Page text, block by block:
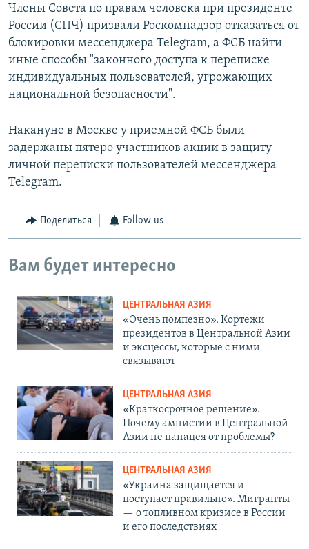
Члены Совета по правам человека при президенте
России (СПЧ) призвали Роскомнадзор отказаться от
блокировки мессенджера Telegram, а ФСБ найти
иные способы "законного доступа к переписке
индивидуальных пользователей, угрожающих
национальной безопасности".
Накануне в Москве у приемной ФСБ были
задержаны пятеро участников акции в защиту
личной переписки пользователей мессенджера
Telegram.
Поделиться Follow us
Вам будет интересно
ЦЕНТРАЛЬНАЯ АЗИЯ
«Очень помпезно». Кортежи
президентов в Центральной Азии
и эксцессы, которые с ними
связывают
ЦЕНТРАЛЬНАЯ АЗИЯ
«Краткосрочное решение».
Почему амнистии в Центральной
Азии не панацея от проблемы?
ЦЕНТРАЛЬНАЯ АЗИЯ
«Украина защищается и
поступает правильно». Мигранты
— о топливном кризисе в России
и его последствиях